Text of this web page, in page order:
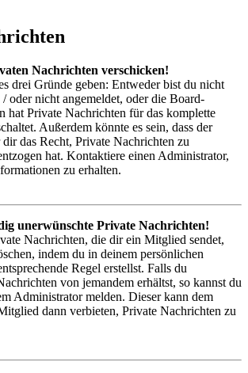
Nachrichten verschicken!
drei Gründe geben: Entweder bist du nicht
oder nicht angemeldet, oder die Board-
hat Private Nachrichten für das komplette
Außerdem könnte es sein, dass der
das Recht, Private Nachrichten zu
hat. Kontaktiere einen Administrator,
zu erhalten.
unerwünschte Private Nachrichten!
Nachrichten, die dir ein Mitglied sendet,
indem du in deinem persönlichen
Regel erstellst. Falls du
von jemandem erhältst, so kannst du
Administrator melden. Dieser kann dem
dann verbieten, Private Nachrichten zu